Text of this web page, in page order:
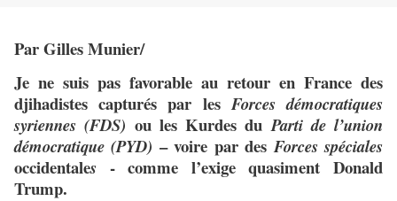
Par Gilles Munier/
Je ne suis pas favorable au retour en France des
djihadistes capturés par lesForces démocratiques
syriennes (FDS) ou les Kurdes duParti de l’union
démocratique (PYD) – voire par desForces spéciales
occidentales - comme l’exige quasiment Donald
Trump.